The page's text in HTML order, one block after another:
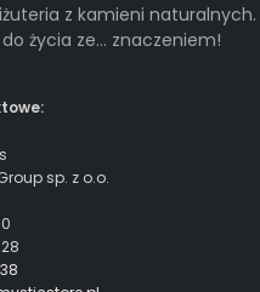
z kamieni naturalnych.
życia ze… znaczeniem!
sp. z o.o.